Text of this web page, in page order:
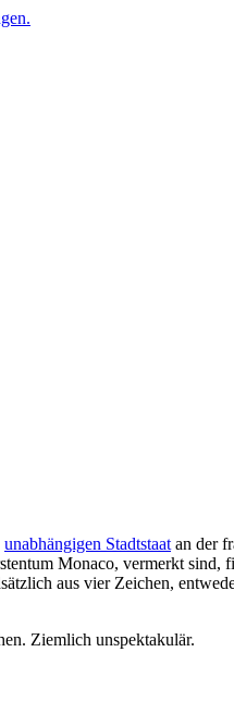
unabhängigen Stadtstaat an der
Monaco, vermerkt sind,
aus vier Zeichen,
Ziemlich unspektakulär.